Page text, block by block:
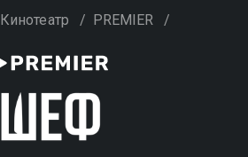
Кинотеатр / PREMIER /